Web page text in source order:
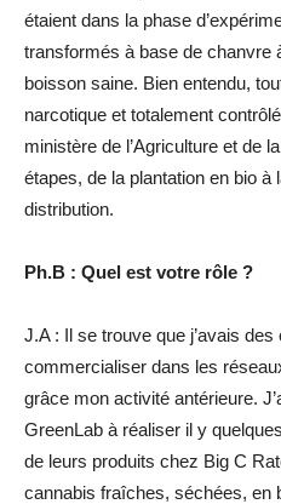
étaient dans la phase
transformés à base de chanvre
boisson saine. Bien entendu,
narcotique et totalement
ministère de l’Agriculture et de
étapes, de la plantation en bio à
distribution.
Ph.B : Quel est votre rôle ?
J.A : Il se trouve que j’avais
commercialiser dans les
grâce mon activité antérieure.
GreenLab à réaliser il y
de leurs produits chez Big C
cannabis fraîches, séchées, en